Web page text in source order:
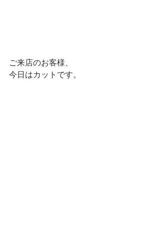
ご来店のお客様、
今日はカットです。